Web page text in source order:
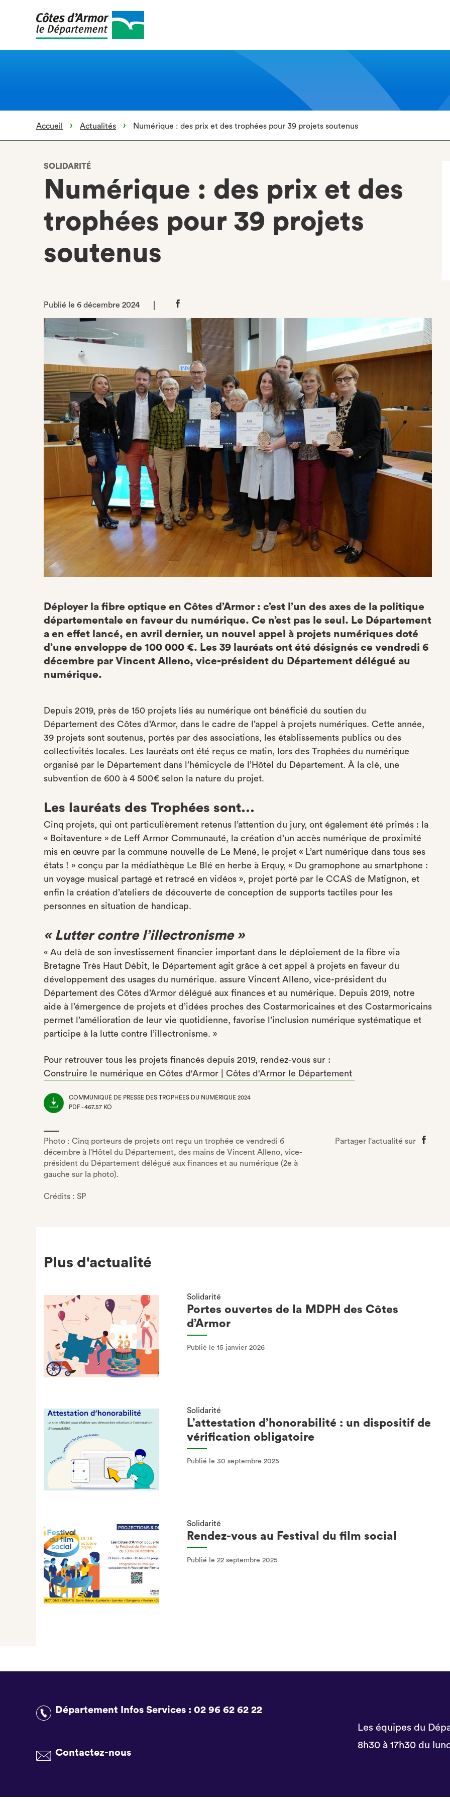
Accueil Actualités Numérique : des prix et des trophées pour 39 projets soutenus
SOLIDARITÉ
Numérique : des prix et des
trophées pour 39 projets
soutenus
Publié le 6 décembre 2024
Partager
Facebook
Déployer la fibre optique en Côtes d’Armor : c’est l’un des axes de la politique
départementale en faveur du numérique. Ce n’est pas le seul. Le Département
a en effet lancé, en avril dernier, un nouvel appel à projets numériques doté
d’une enveloppe de 100 000 €. Les 39 lauréats ont été désignés ce vendredi 6
décembre par Vincent Alleno, vice-président du Département délégué au
numérique.
Depuis 2019, près de 150 projets liés au numérique ont bénéficié du soutien du
Département des Côtes d’Armor, dans le cadre de l’appel à projets numériques. Cette année,
39 projets sont soutenus, portés par des associations, les établissements publics ou des
collectivités locales. Les lauréats ont été reçus ce matin, lors des Trophées du numérique
organisé par le Département dans l’hémicycle de l’Hôtel du Département. À la clé, une
subvention de 600 à 4 500€ selon la nature du projet.
Les lauréats des Trophées sont...
Cinq projets, qui ont particulièrement retenus l’attention du jury, ont également été primés : la
« Boitaventure » de Leff Armor Communauté, la création d’un accès numérique de proximité
mis en œuvre par la commune nouvelle de Le Mené, le projet « L’art numérique dans tous ses
états ! » conçu par la médiathèque Le Blé en herbe à Erquy, « Du gramophone au smartphone :
un voyage musical partagé et retracé en vidéos », projet porté par le CCAS de Matignon, et
enfin la création d’ateliers de découverte de conception de supports tactiles pour les
personnes en situation de handicap.
« Lutter contre l’illectronisme »
« Au delà de son investissement financier important dans le déploiement de la fibre via
Bretagne Très Haut Débit, le Département agit grâce à cet appel à projets en faveur du
développement des usages du numérique. assure Vincent Alleno, vice-président du
Département des Côtes d’Armor délégué aux finances et au numérique. Depuis 2019, notre
aide à l’émergence de projets et d’idées proches des Costarmoricaines et des Costarmoricains
permet l’amélioration de leur vie quotidienne, favorise l’inclusion numérique systématique et
participe à la lutte contre l’illectronisme. »
Pour retrouver tous les projets financés depuis 2019, rendez-vous sur :
Construire le numérique en Côtes d'Armor | Côtes d'Armor le Département
COMMUNIQUÉ DE PRESSE DES TROPHÉES DU NUMÉRIQUE 2024
PDF - 467.57 KO
Photo : Cinq porteurs de projets ont reçu un trophée ce vendredi 6
décembre à l'Hôtel du Département, des mains de Vincent Alleno, vice-
président du Département délégué aux finances et au numérique (2e à
gauche sur la photo).
Crédits : SP
Partager l'actualité sur
Plus d'actualité
Solidarité
Portes ouvertes de la MDPH des Côtes
d’Armor
Publié le 15 janvier 2026
Solidarité
L’attestation d’honorabilité : un dispositif de
vérification obligatoire
Publié le 30 septembre 2025
Solidarité
Rendez-vous au Festival du film social
Publié le 22 septembre 2025
Département Infos Services : 02 96 62 62 22
Contactez-nous
Les équipes du
8h30 à 17h30 du